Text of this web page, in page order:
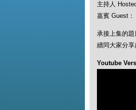
主持人
嘉賓 Guest：
承接上集的
續同大家分享
Youtube